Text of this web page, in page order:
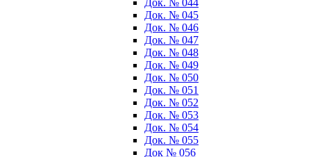
Док. № 044
Док. № 045
Док. № 046
Док. № 047
Док. № 048
Док. № 049
Док. № 050
Док. № 051
Док. № 052
Док. № 053
Док. № 054
Док. № 055
Док № 056